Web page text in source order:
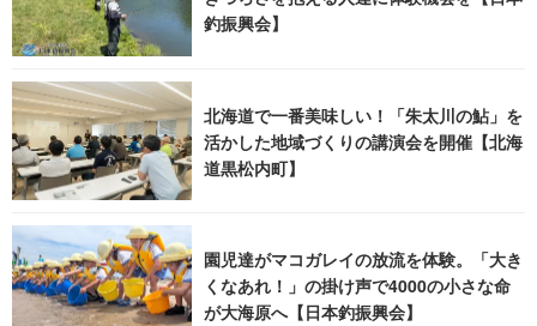
釣振興会】
北海道で一番美味しい！「朱太川の鮎」を
活かした地域づくりの講演会を開催【北海
道黒松内町】
園児達がマコガレイの放流を体験。「大き
くなあれ！」の掛け声で4000の小さな命
が大海原へ【日本釣振興会】